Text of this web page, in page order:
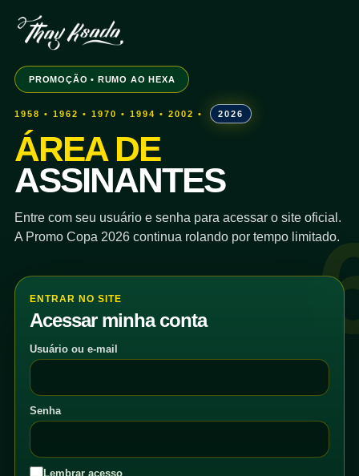
PROMOÇÃO • RUMO AO HEXA
1958 • 1962 • 1970 • 1994 • 2002 • 2026
ÁREA DE
ASSINANTES
Entre com seu usuário e senha para acessar o site oficial.
A Promo Copa 2026 continua rolando por tempo limitado.
ENTRAR NO SITE
Acessar minha conta
Usuário ou e-mail
Senha
Lembrar acesso